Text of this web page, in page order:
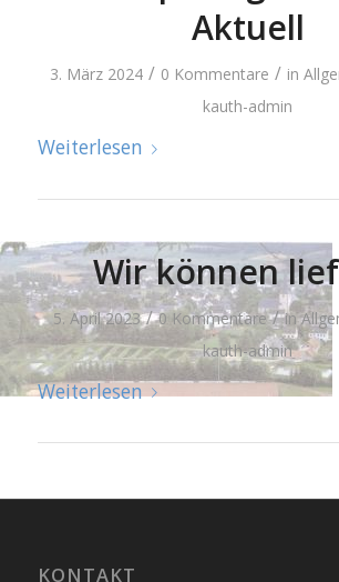
Aktuell
3. März 2024 / 0 Kommentare / in
kauth-admin
Weiterlesen
Wir können
5. April 2023 / 0 Kommentare / in
kauth-admin
Weiterlesen
KONTAKT